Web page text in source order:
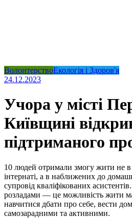
ВолонтерствоЕкологія і Здоров'я
24.12.2023
Учора у місті
Київщині
підтриманого
10 людей отримали змогу жити не
інтернаті, а в наближених до
супровід кваліфікованих
розладами — це можливість жити
навчитися дбати про себе, вести
самозарадними та активними.